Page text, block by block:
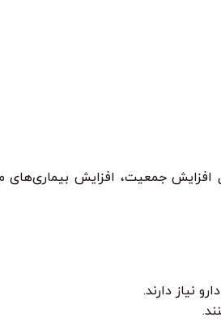
افزایش جمعیت، افزایش بیماری‌های
نیاز دارند.